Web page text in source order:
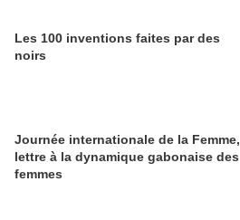
Les 100 inventions faites par des
noirs
Journée internationale de la Femme,
lettre à la dynamique gabonaise des
femmes